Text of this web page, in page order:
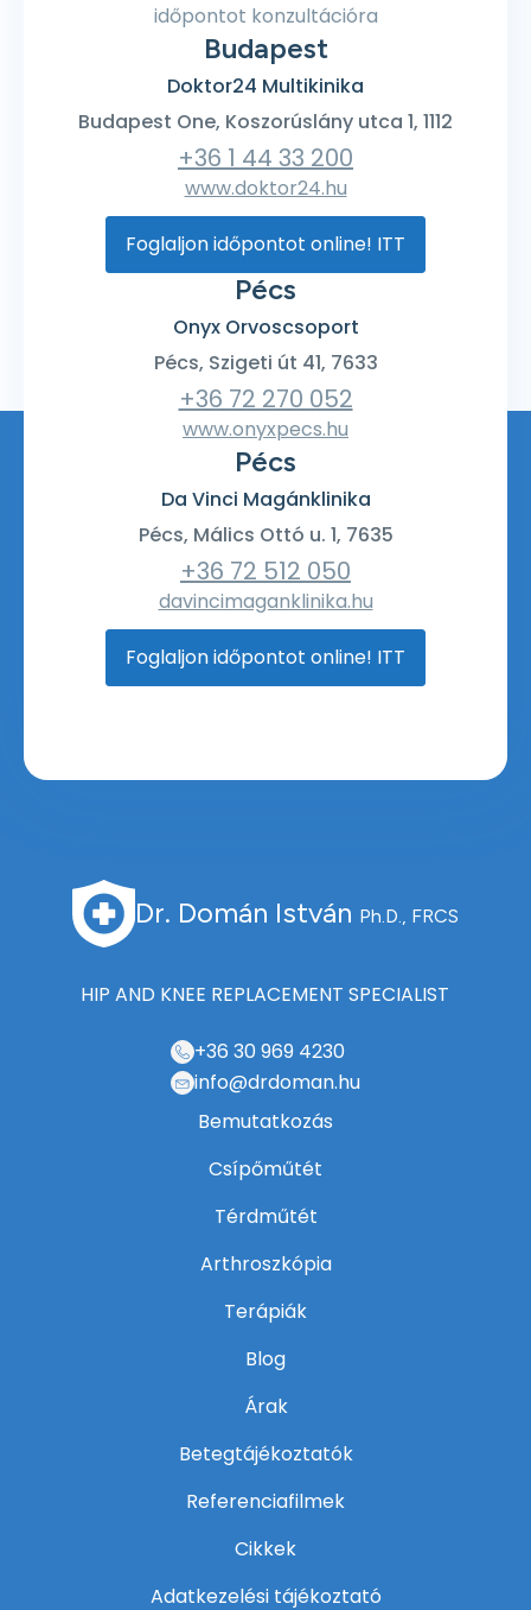
időpontot konzultációra
Budapest
Doktor24 Multikinika
Budapest One, Koszorúslány utca 1, 1112
+36 1 44 33 200
www.doktor24.hu
Foglaljon időpontot online! ITT
Pécs
Onyx Orvoscsoport
Pécs, Szigeti út 41, 7633
+36 72 270 052
www.onyxpecs.hu
Pécs
Da Vinci Magánklinika
Pécs, Málics Ottó u. 1, 7635
+36 72 512 050
davincimaganklinika.hu
Foglaljon időpontot online! ITT
Dr. Domán István Ph.D., FRCS
HIP AND KNEE REPLACEMENT SPECIALIST
+36 30 969 4230
info@drdoman.hu
Bemutatkozás
Csípőműtét
Térdműtét
Arthroszkópia
Terápiák
Blog
Árak
Betegtájékoztatók
Referenciafilmek
Cikkek
Adatkezelési tájékoztató